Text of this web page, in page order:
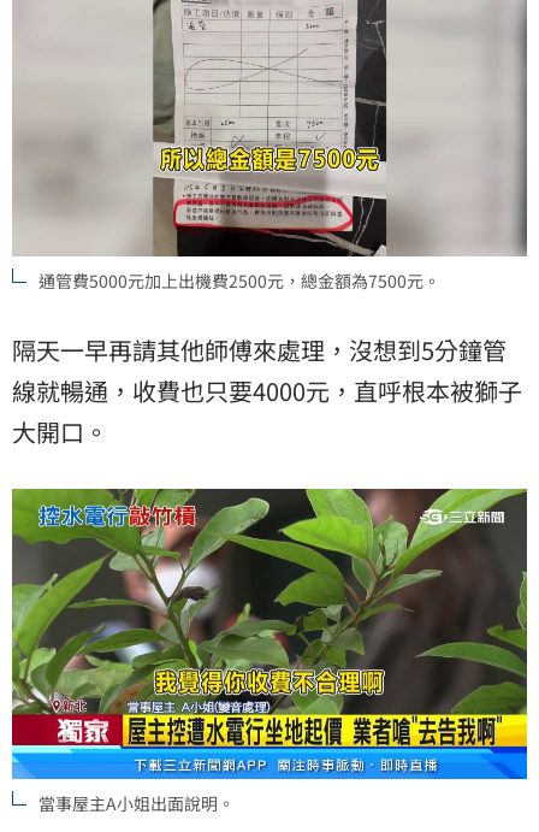
通管費5000元加上出機費2500元，總金額為7500元。
隔天一早再請其他師傅來處理，沒想到5分鐘管
線就暢通，收費也只要4000元，直呼根本被獅子
大開口。
當事屋主A小姐出面說明。